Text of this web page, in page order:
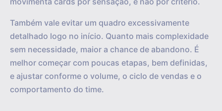
Também vale evitar um quadro excessivamente
detalhado logo no início. Quanto mais complexidade
sem necessidade, maior a chance de abandono. É
melhor começar com poucas etapas, bem definidas,
e ajustar conforme o volume, o ciclo de vendas e o
comportamento do time.